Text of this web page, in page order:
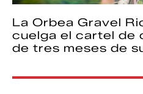
La Orbea Gravel
cuelga el cartel de
de tres meses de